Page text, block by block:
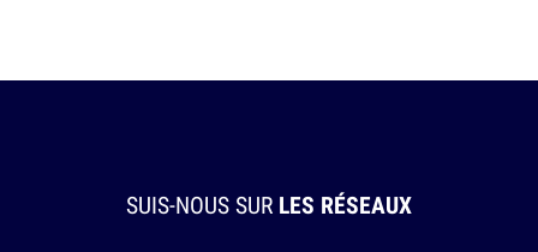
SUIS-NOUS SUR LES RÉSEAUX